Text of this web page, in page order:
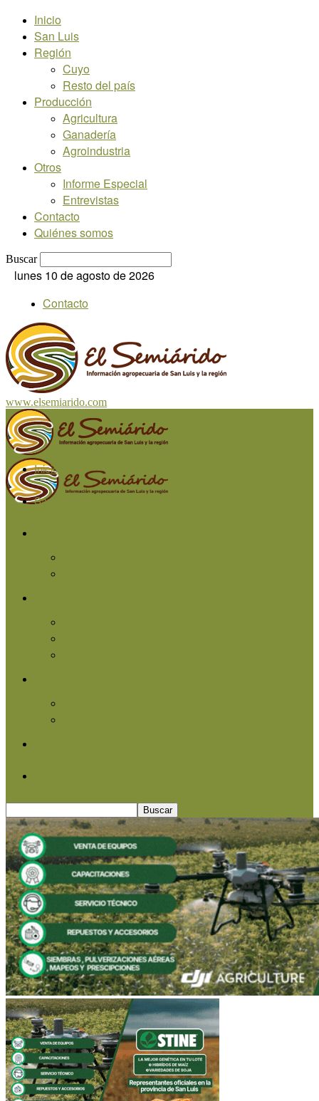
Inicio
San Luis
Región
Cuyo
Resto del país
Producción
Agricultura
Ganadería
Agroindustria
Otros
Informe Especial
Entrevistas
Contacto
Quiénes somos
Buscar
lunes 10 de agosto de 2026
Contacto
www.elsemiarido.com
Inicio
San Luis